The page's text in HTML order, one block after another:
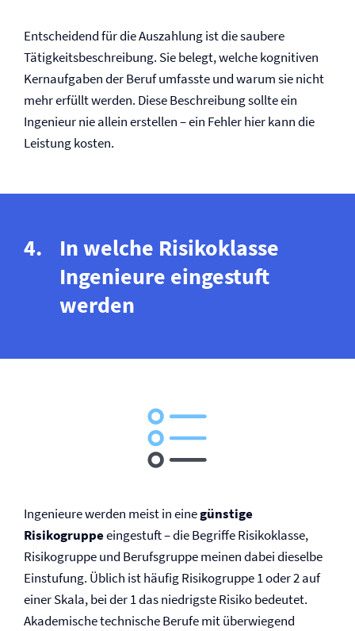
Entscheidend für die Auszahlung ist die saubere
Tätigkeitsbeschreibung. Sie belegt, welche kognitiven
Kernaufgaben der Beruf umfasste und warum sie nicht
mehr erfüllt werden. Diese Beschreibung sollte ein
Ingenieur nie allein erstellen – ein Fehler hier kann die
Leistung kosten.
In welche Risikoklasse
Ingenieure eingestuft
werden
Ingenieure werden meist in einegünstige
Risikogruppeeingestuft – die Begriffe Risikoklasse,
Risikogruppe und Berufsgruppe meinen dabei dieselbe
Einstufung. Üblich ist häufig Risikogruppe 1 oder 2 auf
einer Skala, bei der 1 das niedrigste Risiko bedeutet.
Akademische technische Berufe mit überwiegend